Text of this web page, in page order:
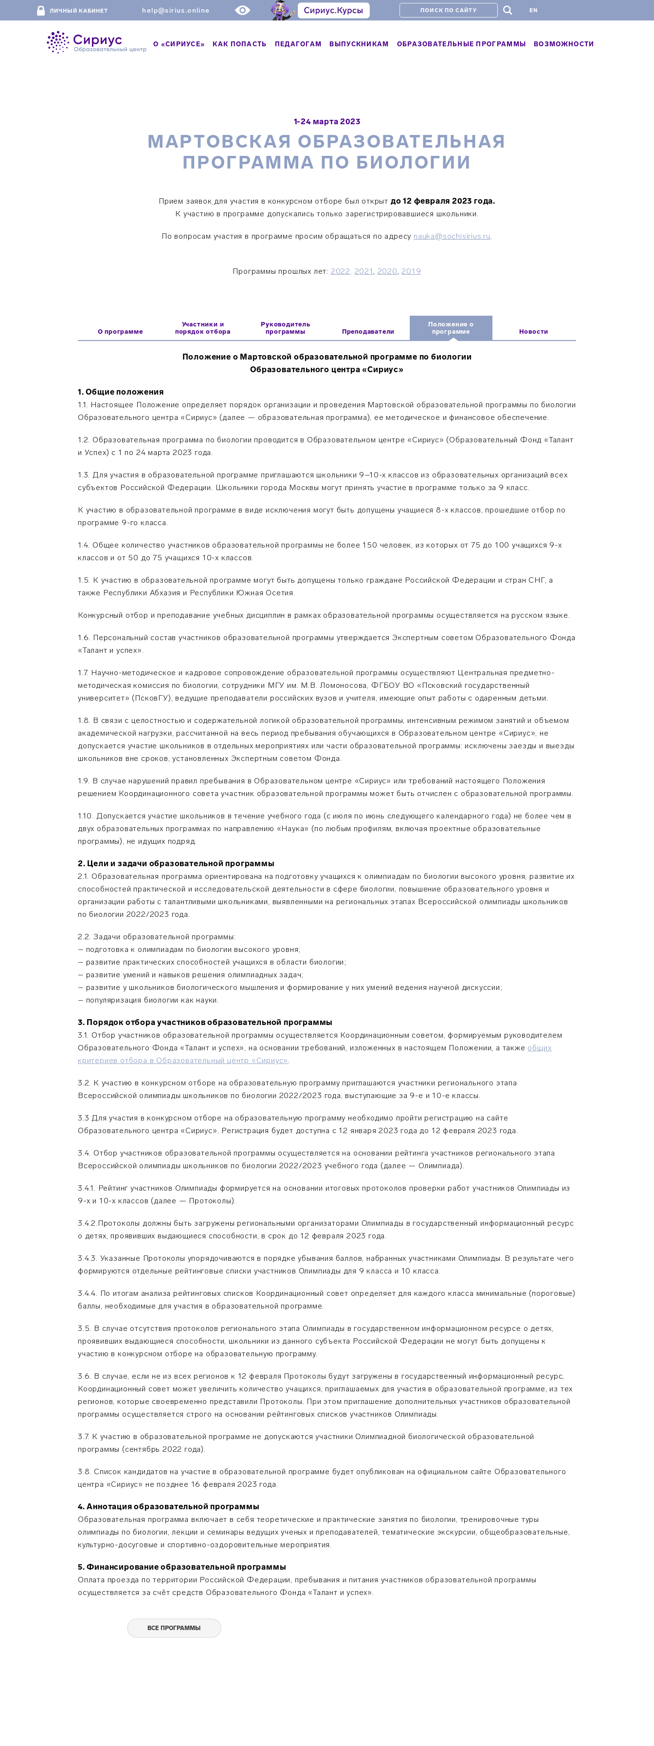
ЛИЧНЫЙ КАБИНЕТ help@sirius.online # EN
О «СИРИУСЕ» КАК ПОПАСТЬ ПЕДАГОГАМ ВЫПУСКНИКАМ ОБРАЗОВАТЕЛЬНЫЕ ПРОГРАММЫ ВОЗМОЖНОСТИ
1-24 марта 2023
МАРТОВСКАЯ ОБРАЗОВАТЕЛЬНАЯ
ПРОГРАММА ПО БИОЛОГИИ
Прием заявок для участия в конкурсном отборе был открыт до 12 февраля 2023 года.
К участию в программе допускались только зарегистрировавшиеся школьники.
По вопросам участия в программе просим обращаться по адресу nauka@sochisirius.ru.
Программы прошлых лет: 2022, 2021, 2020,2019
О программе
Участники и
порядок отбора
Руководитель
программы
Преподаватели
Положение о
программе
Новости
Положение о Мартовской образовательной программе по биологии
Образовательного центра «Сириус»
1. Общие положения
1.1. Настоящее Положение определяет порядок организации и проведения Мартовской образовательной программы по биологии
Образовательного центра «Сириус» (далее — образовательная программа), ее методическое и финансовое обеспечение.
1.2. Образовательная программа по биологии проводится в Образовательном центре «Сириус» (Образовательный Фонд «Талант
и Успех) с 1 по 24 марта 2023 года.
1.3. Для участия в образовательной программе приглашаются школьники 9–10-х классов из образовательных организаций всех
субъектов Российской Федерации. Школьники города Москвы могут принять участие в программе только за 9 класс.
К участию в образовательной программе в виде исключения могут быть допущены учащиеся 8-х классов, прошедшие отбор по
программе 9-го класса.
1.4. Общее количество участников образовательной программы не более 150 человек, из которых от 75 до 100 учащихся 9-х
классов и от 50 до 75 учащихся 10-х классов.
1.5. К участию в образовательной программе могут быть допущены только граждане Российской Федерации и стран СНГ, а
также Республики Абхазия и Республики Южная Осетия.
Конкурсный отбор и преподавание учебных дисциплин в рамках образовательной программы осуществляется на русском языке.
1.6. Персональный состав участников образовательной программы утверждается Экспертным советом Образовательного Фонда
«Талант и успех».
1.7. Научно-методическое и кадровое сопровождение образовательной программы осуществляют Центральная предметно-
методическая комиссия по биологии, сотрудники МГУ им. М.В. Ломоносова, ФГБОУ ВО «Псковский государственный
университет» (ПсковГУ), ведущие преподаватели российских вузов и учителя, имеющие опыт работы с одаренным детьми.
1.8. В связи с целостностью и содержательной логикой образовательной программы, интенсивным режимом занятий и объемом
академической нагрузки, рассчитанной на весь период пребывания обучающихся в Образовательном центре «Сириус», не
допускается участие школьников в отдельных мероприятиях или части образовательной программы: исключены заезды и выезды
школьников вне сроков, установленных Экспертным советом Фонда.
1.9. В случае нарушений правил пребывания в Образовательном центре «Сириус» или требований настоящего Положения
решением Координационного совета участник образовательной программы может быть отчислен с образовательной программы.
1.10. Допускается участие школьников в течение учебного года (с июля по июнь следующего календарного года) не более чем в
двух образовательных программах по направлению «Наука» (по любым профилям, включая проектные образовательные
программы), не идущих подряд.
2. Цели и задачи образовательной программы
2.1. Образовательная программа ориентирована на подготовку учащихся к олимпиадам по биологии высокого уровня, развитие их
способностей практической и исследовательской деятельности в сфере биологии, повышение образовательного уровня и
организации работы с талантливыми школьниками, выявленными на региональных этапах Всероссийской олимпиады школьников
по биологии 2022/2023 года.
2.2. Задачи образовательной программы:
– подготовка к олимпиадам по биологии высокого уровня;
– развитие практических способностей учащихся в области биологии;
– развитие умений и навыков решения олимпиадных задач;
– развитие у школьников биологического мышления и формирование у них умений ведения научной дискуссии;
– популяризация биологии как науки.
3. Порядок отбора участников образовательной программы
3.1. Отбор участников образовательной программы осуществляется Координационным советом, формируемым руководителем
Образовательного Фонда «Талант и успех», на основании требований, изложенных в настоящем Положении, а также общих
критериев отбора в Образовательный центр «Сириус».
3.2. К участию в конкурсном отборе на образовательную программу приглашаются участники регионального этапа
Всероссийской олимпиады школьников по биологии 2022/2023 года, выступающие за 9-е и 10-е классы.
3.3 Для участия в конкурсном отборе на образовательную программу необходимо пройти регистрацию на сайте
Образовательного центра «Сириус». Регистрация будет доступна с 12 января 2023 года до 12 февраля 2023 года.
3.4. Отбор участников образовательной программы осуществляется на основании рейтинга участников регионального этапа
Всероссийской олимпиады школьников по биологии 2022/2023 учебного года (далее — Олимпиада).
3.4.1. Рейтинг участников Олимпиады формируется на основании итоговых протоколов проверки работ участников Олимпиады из
9-х и 10-х классов (далее — Протоколы).
3.4.2.Протоколы должны быть загружены региональными организаторами Олимпиады в государственный информационный ресурс
о детях, проявивших выдающиеся способности, в срок до 12 февраля 2023 года.
3.4.3. Указанные Протоколы упорядочиваются в порядке убывания баллов, набранных участниками Олимпиады. В результате чего
формируются отдельные рейтинговые списки участников Олимпиады для 9 класса и 10 класса.
3.4.4. По итогам анализа рейтинговых списков Координационный совет определяет для каждого класса минимальные (пороговые)
баллы, необходимые для участия в образовательной программе.
3.5. В случае отсутствия протоколов регионального этапа Олимпиады в государственном информационном ресурсе о детях,
проявивших выдающиеся способности, школьники из данного субъекта Российской Федерации не могут быть допущены к
участию в конкурсном отборе на образовательную программу.
3.6. В случае, если не из всех регионов к 12 февраля Протоколы будут загружены в государственный информационный ресурс,
Координационный совет может увеличить количество учащихся, приглашаемых для участия в образовательной программе, из тех
регионов, которые своевременно представили Протоколы. При этом приглашение дополнительных участников образовательной
программы осуществляется строго на основании рейтинговых списков участников Олимпиады.
3.7. К участию в образовательной программе не допускаются участники Олимпиадной биологической образовательной
программы (сентябрь 2022 года).
3.8. Список кандидатов на участие в образовательной программе будет опубликован на официальном сайте Образовательного
центра «Сириус» не позднее 16 февраля 2023 года.
4. Аннотация образовательной программы
Образовательная программа включает в себя теоретические и практические занятия по биологии, тренировочные туры
олимпиады по биологии, лекции и семинары ведущих ученых и преподавателей, тематические экскурсии, общеобразовательные,
культурно-досуговые и спортивно-оздоровительные мероприятия.
5. Финансирование образовательной программы
Оплата проезда по территории Российской Федерации, пребывания и питания участников образовательной программы
осуществляется за счёт средств Образовательного Фонда «Талант и успех».
ВСЕ ПРОГРАММЫ